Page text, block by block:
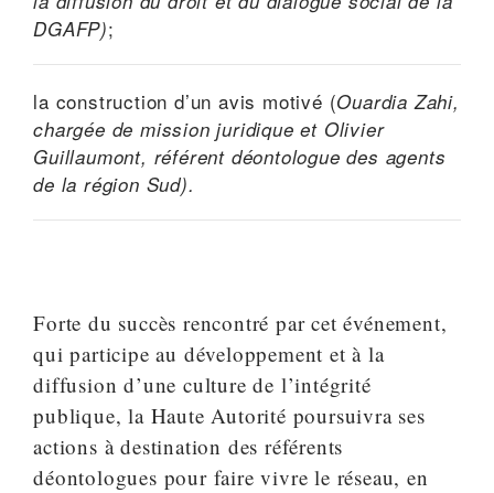
DGAFP);
la construction d’un avis motivé (Ouardia Zahi,
chargée de mission juridique et Olivier
Guillaumont, référent déontologue des agents
de la région Sud).
Forte du succès rencontré par cet événement,
qui participe au développement et à la
diffusion d’une culture de l’intégrité
publique, la Haute Autorité poursuivra ses
actions à destination des référents
déontologues pour faire vivre le réseau, en